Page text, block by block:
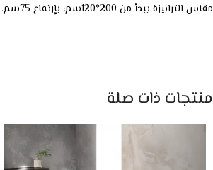
مقاس الترابيزة يبدأ من 200*120سم، بإرتفاع 75سم.
منتجات ذات صلة